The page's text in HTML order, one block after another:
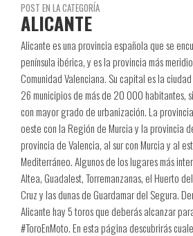
POST EN LA CATEGORÍA
ALICANTE
Alicante es una provincia española que se
península ibérica, y es la provincia más
Comunidad Valenciana. Su capital es la
26 municipios de más de 20 000 habitantes,
con mayor grado de urbanización. La
oeste con la Región de Murcia y la provincia
provincia de Valencia, al sur con Murcia y al
Mediterráneo. Algunos de los lugares más
Altea, Guadalest, Torremanzanas, el Huerto
Cruz y las dunas de Guardamar del Segura.
Alicante hay 5 toros que deberás alcanzar
#ToroEnMoto. En esta página descubrirás